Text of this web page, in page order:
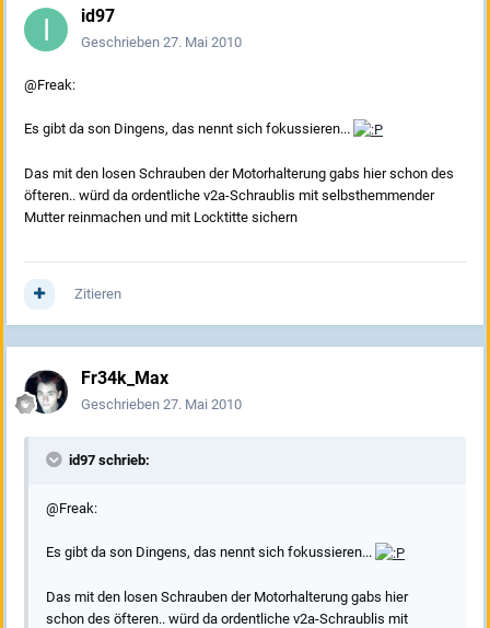
id97
Geschrieben 27. Mai 2010
@Freak:
Es gibt da son Dingens, das nennt sich fokussieren...
Das mit den losen Schrauben der Motorhalterung gabs hier schon des
öfteren.. würd da ordentliche v2a-Schraublis mit selbsthemmender
Mutter reinmachen und mit Locktitte sichern
Zitieren
Fr34k_Max
Geschrieben 27. Mai 2010
id97 schrieb:
@Freak:
Es gibt da son Dingens, das nennt sich fokussieren...
Das mit den losen Schrauben der Motorhalterung gabs hier
schon des öfteren.. würd da ordentliche v2a-Schraublis mit